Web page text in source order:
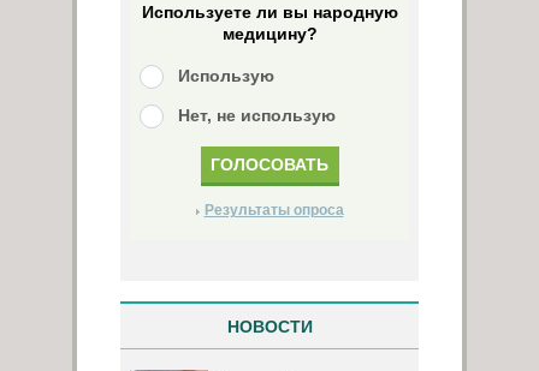
Используете ли вы народную
медицину?
Использую
Нет, не использую
Результаты опроса
НОВОСТИ